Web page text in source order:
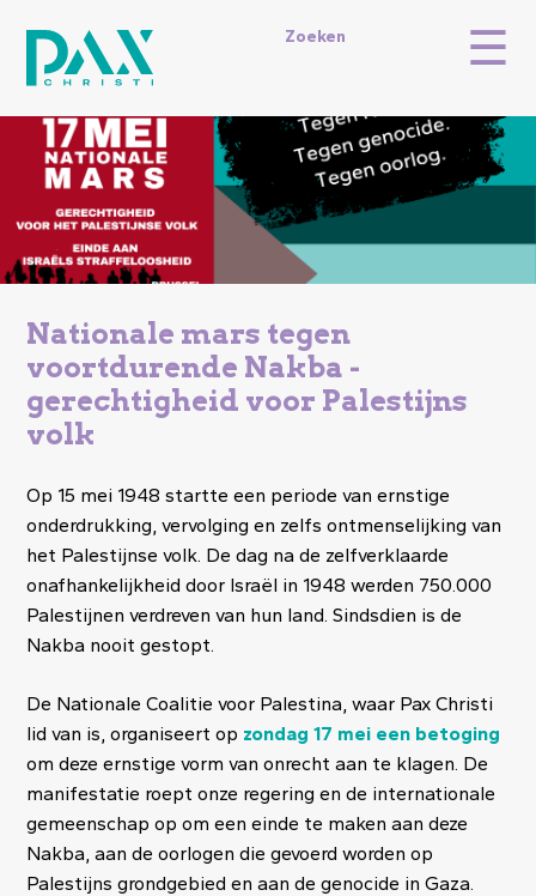
gaan
Topmenu
Zoeken ☰
Image
Nationale mars tegen
voortdurende Nakba -
gerechtigheid voor Palestijns
volk
Op 15 mei 1948 startte een periode van ernstige
onderdrukking, vervolging en zelfs ontmenselijking van
het Palestijnse volk. De dag na de zelfverklaarde
onafhankelijkheid door Israël in 1948 werden 750.000
Palestijnen verdreven van hun land. Sindsdien is de
Nakba nooit gestopt.
De Nationale Coalitie voor Palestina, waar Pax Christi
lid van is, organiseert op zondag 17 mei een betoging
om deze ernstige vorm van onrecht aan te klagen. De
manifestatie roept onze regering en de internationale
gemeenschap op om een einde te maken aan deze
Nakba, aan de oorlogen die gevoerd worden op
Palestijns grondgebied en aan de genocide in Gaza.